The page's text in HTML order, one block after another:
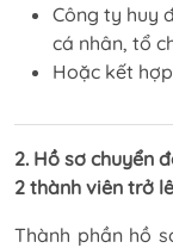
Công ty huy
cá nhân, tổ
Hoặc kết
2. Hồ sơ chuyển
2 thành viên trở
Thành phần hồ